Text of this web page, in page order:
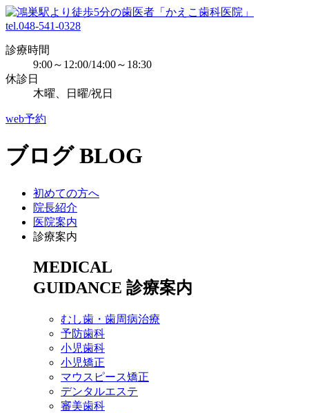
tel.048-541-0328
診療時間
9:00～12:00/14:00～18:30
休診日
木曜、日曜/祝日
web予約
ブログ BLOG
初めての方へ
院長紹介
医院案内
診療案内
MEDICAL
GUIDANCE 診療案内
むし歯・歯周病治療
予防歯科
小児歯科
小児矯正
マウスピース矯正
デンタルエステ
審美歯科